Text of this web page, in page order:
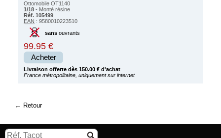
Ottomobile OT1140
1/18 - Monté résine
Réf. 105499
EAN : 9580010223510
sansouvrants
99.95 €
Acheter
Livraison offerte dès 150.00 € d'achat
France métropolitaine, uniquement sur internet
Retour